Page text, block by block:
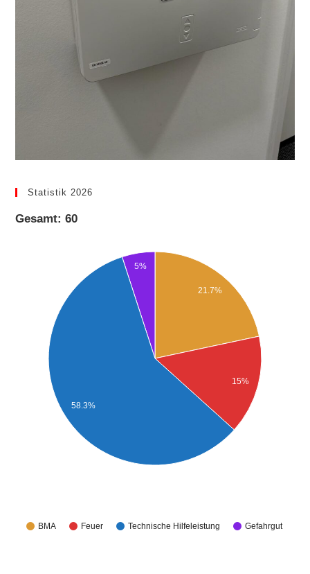
Statistik 2026
Gesamt: 60
BMA Feuer Technische Hilfeleistung Gefahrgut
21.7%
15%
5%
58.3%